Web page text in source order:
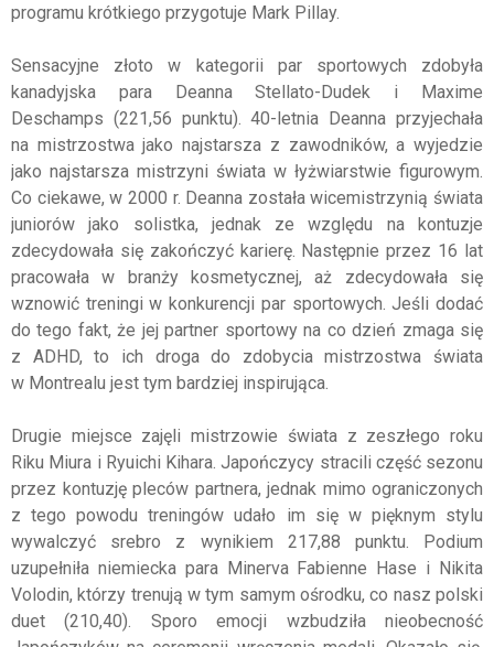
programu krótkiego przygotuje Mark Pillay.
Sensacyjne złoto w kategorii par sportowych zdobyła
kanadyjska para Deanna Stellato-Dudek i Maxime
Deschamps (221,56 punktu). 40-letnia Deanna przyjechała
na mistrzostwa jako najstarsza z zawodników, a wyjedzie
jako najstarsza mistrzyni świata w łyżwiarstwie figurowym.
Co ciekawe, w 2000 r. Deanna została wicemistrzynią świata
juniorów jako solistka, jednak ze względu na kontuzje
zdecydowała się zakończyć karierę. Następnie przez 16 lat
pracowała w branży kosmetycznej, aż zdecydowała się
wznowić treningi w konkurencji par sportowych. Jeśli dodać
do tego fakt, że jej partner sportowy na co dzień zmaga się
z ADHD, to ich droga do zdobycia mistrzostwa świata
w Montrealu jest tym bardziej inspirująca.
Drugie miejsce zajęli mistrzowie świata z zeszłego roku
Riku Miura i Ryuichi Kihara. Japończycy stracili część sezonu
przez kontuzję pleców partnera, jednak mimo ograniczonych
z tego powodu treningów udało im się w pięknym stylu
wywalczyć srebro z wynikiem 217,88 punktu. Podium
uzupełniła niemiecka para Minerva Fabienne Hase i Nikita
Volodin, którzy trenują w tym samym ośrodku, co nasz polski
duet (210,40). Sporo emocji wzbudziła nieobecność